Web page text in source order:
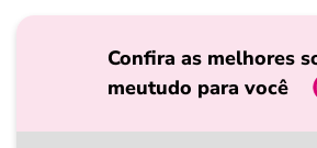
Confira as melhores
meutudo para você